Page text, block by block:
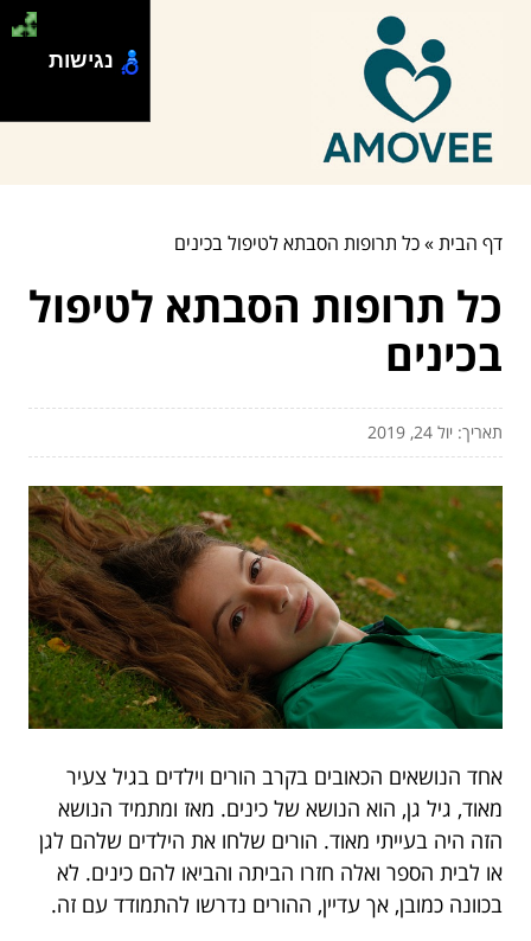
דף הבית»כל תרופות הסבתא לטיפול בכינים
כל תרופות הסבתא לטיפול
בכינים
תאריך: יול 24, 2019
אחד הנושאים הכאובים בקרב הורים וילדים בגיל צעיר
מאוד, גיל גן, הוא הנושא של כינים. מאז ומתמיד הנושא
הזה היה בעייתי מאוד. הורים שלחו את הילדים שלהם לגן
או לבית הספר ואלה חזרו הביתה והביאו להם כינים. לא
בכוונה כמובן, אך עדיין, ההורים נדרשו להתמודד עם זה.
נגישות